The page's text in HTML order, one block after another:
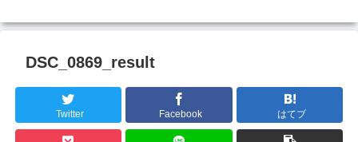
DSC_0869_result
Twitter Facebook はてブ